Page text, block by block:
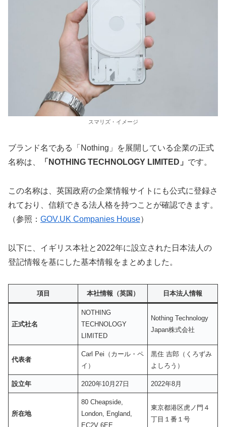
スマリズ・イメージ
ブランド名である「Nothing」を展開している企業の正式
名称は、
「NOTHING TECHNOLOGY LIMITED」 です。
この名称は、英国政府の企業情報サイトにも公式に登録さ
れており、信頼できる法人格を持つことが確認できます。
（参照： GOV.UK Companies House）
以下に、イギリス本社と2022年に設立された日本法人の
登記情報を基にした基本情報をまとめました。
項目 本社情報（英国） 日本法人情報
正式社名
NOTHING
TECHNOLOGY
LIMITED
Nothing Technology
Japan株式会社
代表者
Carl Pei（カール・ペ
イ）
黒住 吉郎（くろずみ
よしろう）
設立年 2020年10月27日 2022年8月
所在地
80 Cheapside,
London, England,
EC2V 6EE
東京都港区虎ノ門４
丁目１番１号